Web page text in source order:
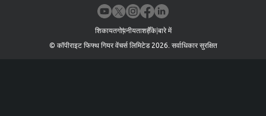
शिकायतगोपनीयताशर्तेंके बारे में
© कॉपीराइट फिफ्थ गियर वेंचर्स लिमिटेड 2026 सर्वाधिकार सुरक्षित